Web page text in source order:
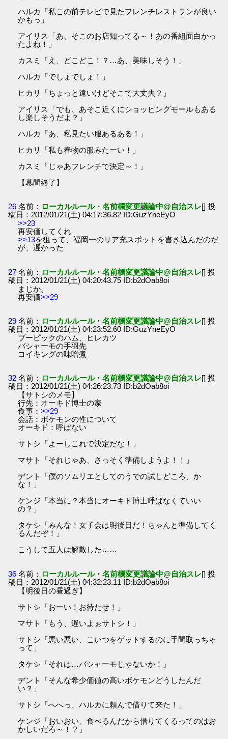
ハルカ「私この前テレビで見たフレンチレストランが良い
かもっ」
アイリス「あ、そこのお店知ってる～！あの番組面白かっ
たよね！」
カスミ「え、どこどこ！？…あ、美味しそう！」
ハルカ「でしょでしょ！」
ヒカリ「ちょっと遠いけどそこで大丈夫？」
アイリス「でも、あそこ近くにショッピングモールもある
し楽しそうだよ？」
ハルカ「あ、私見たい服あるある！」
ヒカリ「私も春物の服みたーい！」
カスミ「じゃあフレンチで決定～！」
【幕間終了】
26 名前： ローカルルール・名前欄変更議論中@自治スレ[] 投
稿日：2012/01/21(土) 04:17:36.82 ID:GuzYneEyO
>>23
再安価してくれ
>>13を狙って、福岡一のリア充スポットを書き込んだのだ
が、遅かった
27 名前： ローカルルール・名前欄変更議論中@自治スレ[] 投
稿日：2012/01/21(土) 04:20:43.75 ID:b2dOab8oi
まじか。
再安価>>29
29 名前： ローカルルール・名前欄変更議論中@自治スレ[] 投
稿日：2012/01/21(土) 04:23:52.60 ID:GuzYneEyO
ブーピックのハム、ヒレカツ
バシャーモの手羽先
コイキングの味噌煮
32 名前： ローカルルール・名前欄変更議論中@自治スレ[] 投
稿日：2012/01/21(土) 04:26:23.73 ID:b2dOab8oi
【サトシのメモ】
行先：オーキド博士の家
食事：>>29
会話：ポケモンの性について
オーキド：呼ばない
サトシ「よーしこれで決定だな！」
マサト「それじゃあ、さっそく準備しようよ！！」
デント「僕のソムリエとしてのうでの試しどころ、か
な！」
ケンジ「本当に？本当にオーキド博士呼ばなくていい
の？」
タケシ「みんな！女子会は明後日だ！ちゃんと準備してく
るんだぞ！」
こうして五人は解散した……
36 名前： ローカルルール・名前欄変更議論中@自治スレ[] 投
稿日：2012/01/21(土) 04:32:23.11 ID:b2dOab8oi
【明後日の昼過ぎ】
サトシ「おーい！お待たせ！」
マサト「もう、遅いよぉサトシ！」
サトシ「悪い悪い、こいつをゲットするのに手間取っちゃ
って」
タケシ「それは…バシャーモじゃないか！」
デント「そんな希少価値の高いポケモンどうしたんだ
い？」
サトシ「へへっ、ハルカに頼んで借りて来た！」
ケンジ「おいおい、食べるんだから借りてくるってのはお
かしいだろ～！？」